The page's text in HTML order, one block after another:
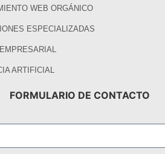
WEB ORGÁNICO
ESPECIALIZADAS
ARTIFICIAL
FORMULARIO DE CONTACTO